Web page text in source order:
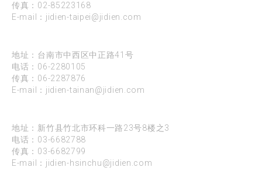
传真：02-85223168
E-mail： jidien-taipei@jidien.com
地址：台南市中西区中正路41号
电话： 06-2280105
传真：06-2287876
E-mail： jidien-tainan@jidien.com
地址：新竹县竹北市环科一路23号8楼之3
电话： 03-6682788
传真：03-6682799
E-mail： jidien-hsinchu@jidien.com